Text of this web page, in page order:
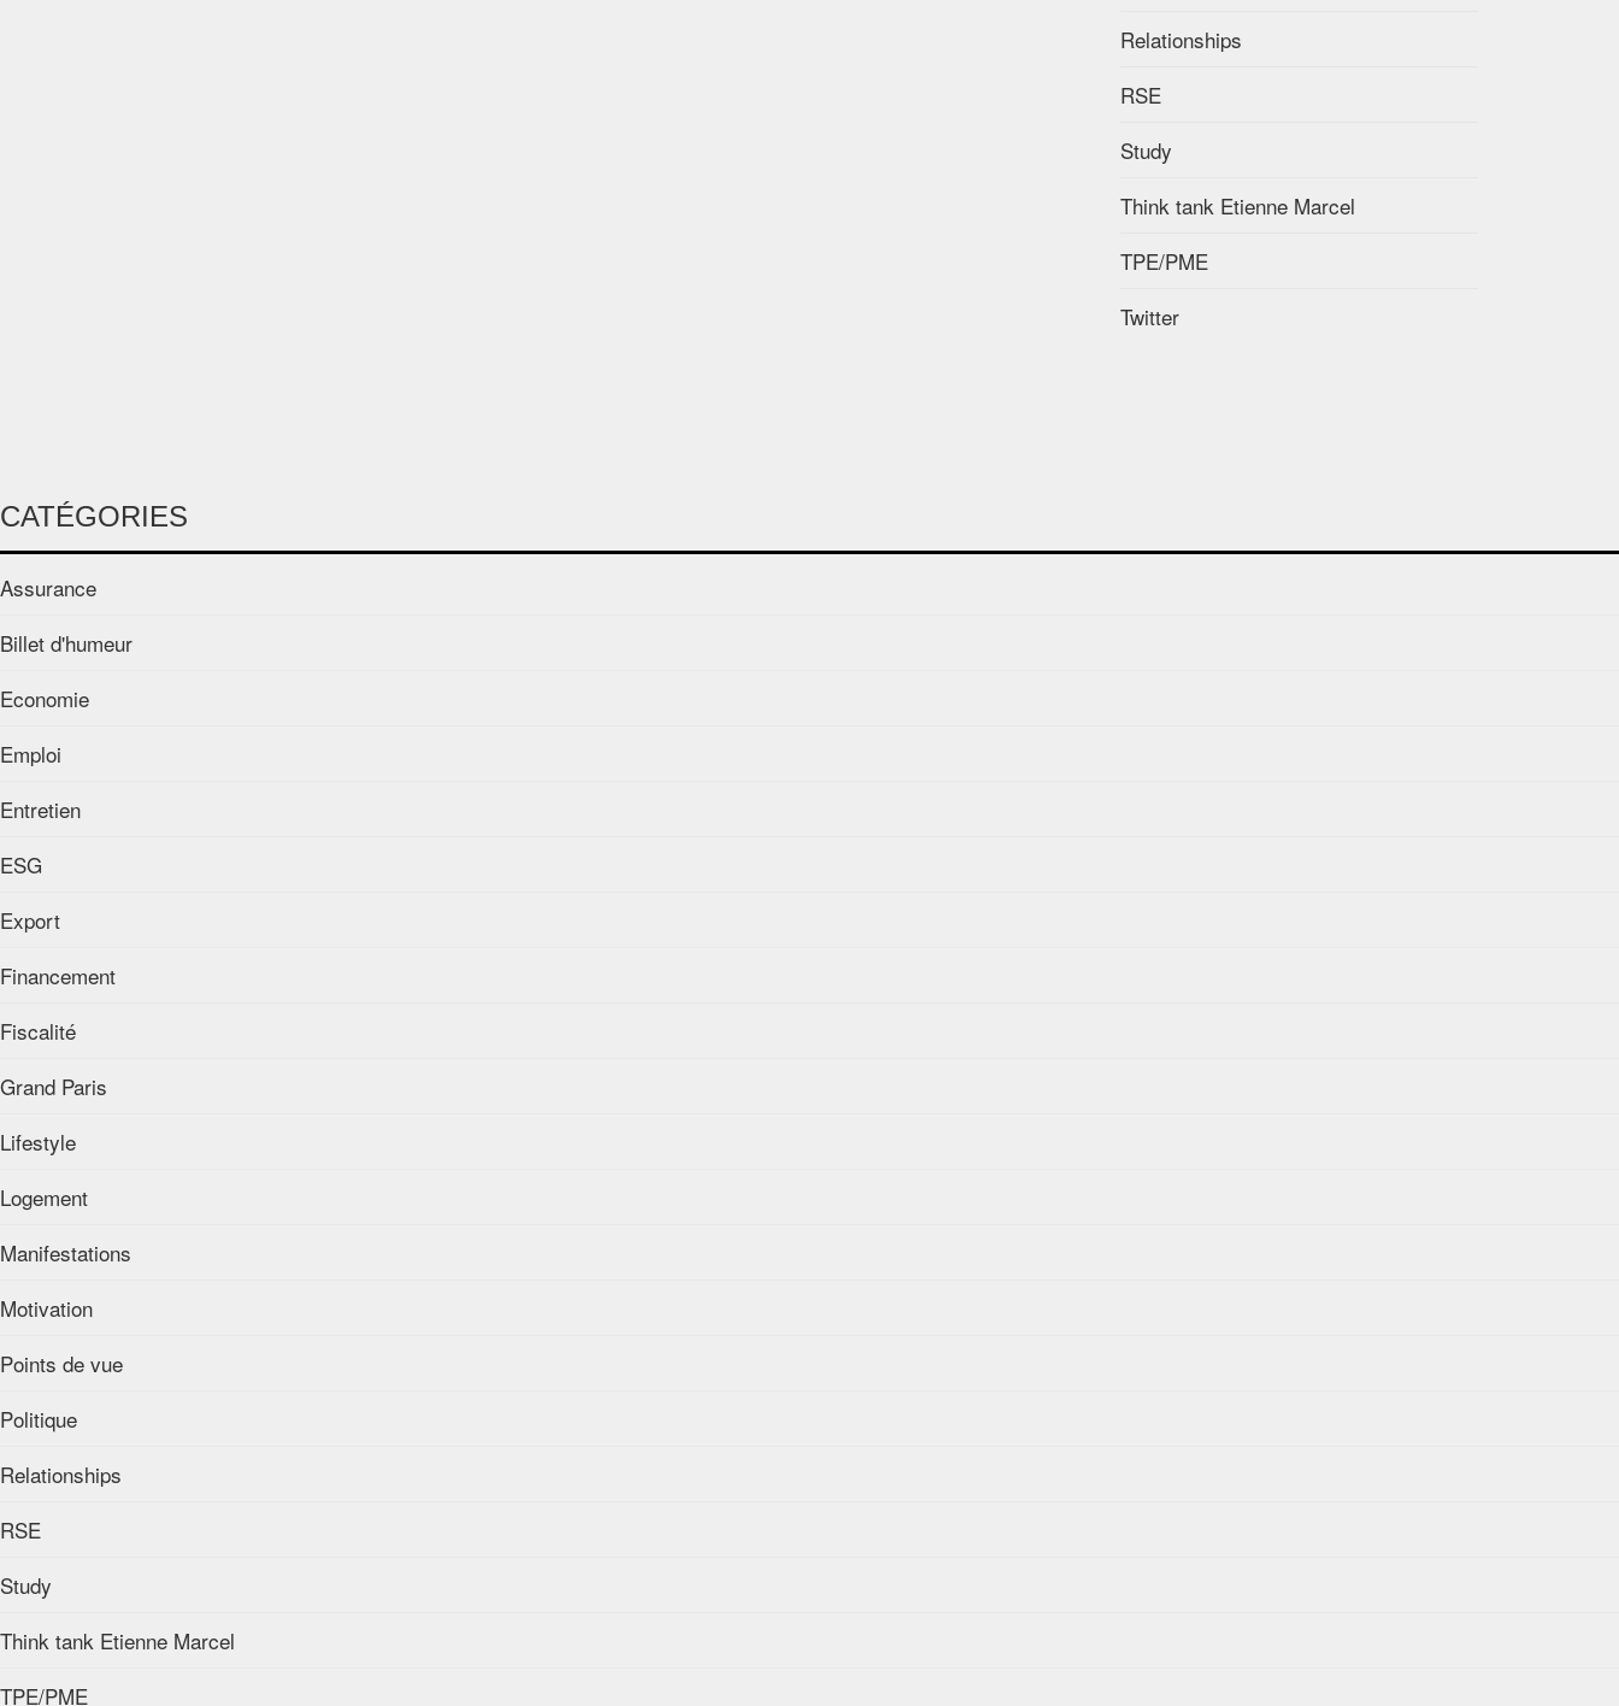
Relationships
RSE
Study
Think tank Etienne Marcel
TPE/PME
Twitter
CATÉGORIES
Assurance
Billet d'humeur
Economie
Emploi
Entretien
ESG
Export
Financement
Fiscalité
Grand Paris
Lifestyle
Logement
Manifestations
Motivation
Points de vue
Politique
Relationships
RSE
Study
Think tank Etienne Marcel
TPE/PME